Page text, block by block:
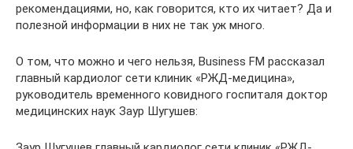
рекомендациями, но, как говорится, кто их читает? Да и
полезной информации в них не так уж много.
О том, что можно и чего нельзя, Business FM рассказал
главный кардиолог сети клиник «РЖД-медицина»,
руководитель временного ковидного госпиталя доктор
медицинских наук Заур Шугушев: